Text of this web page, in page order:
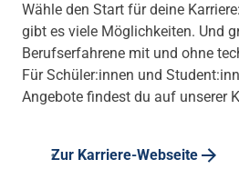
Wähle den Start für deine
gibt es viele Möglichkeiten. Und
Berufserfahrene mit und ohne
Für Schüler:innen und
Angebote findest du auf unserer
Zur Karriere-Webseite